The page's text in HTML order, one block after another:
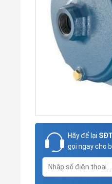
Hãy để lại
gọi ngay cho